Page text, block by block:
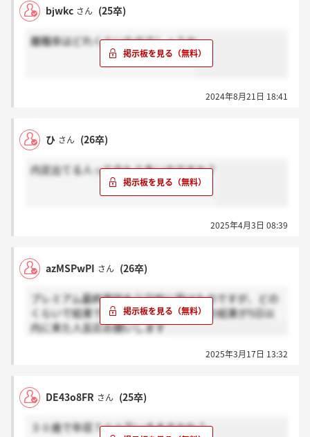
bjwkc さん (25卒)
離職率はどれくらいなのでしょうか
2024年8月21日 18:41
ひ さん (26卒)
内定出てる人って今もう多いのですか？
2025年4月3日 08:39
azMSPwPI さん (26卒)
プレミアム最終面談を三日前に受けたのですが、どの
くらいで結果でるのでしょうか？最終の結果が5日以
内に来た人反応お願いします
2025年3月17日 13:32
DE43o8FR さん (25卒)
３０歳で年収７００万いきますかね？